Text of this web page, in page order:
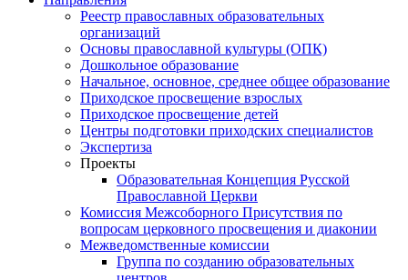
Реестр православных образовательных
организаций
Основы православной культуры (ОПК)
Дошкольное образование
Начальное, основное, среднее общее образование
Приходское просвещение взрослых
Приходское просвещение детей
Центры подготовки приходских специалистов
Экспертиза
Проекты
Образовательная Концепция Русской
Православной Церкви
Комиссия Межсоборного Присутствия по
вопросам церковного просвещения и диаконии
Межведомственные комиссии
Группа по созданию образовательных